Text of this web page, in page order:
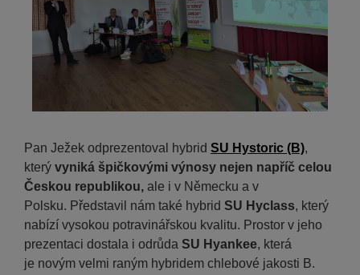
Pan Ježek odprezentoval hybrid SU Hystoric (B),
který vyniká špičkovými výnosy nejen napříč celou
Českou republikou, ale i v Německu a v
Polsku. Představil nám také hybrid SU Hyclass, který
nabízí vysokou potravinářskou kvalitu. Prostor v jeho
prezentaci dostala i odrůda SU Hyankee, která
je novým velmi raným hybridem chlebové jakosti B.